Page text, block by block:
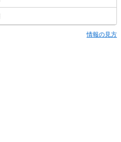
情報の見方